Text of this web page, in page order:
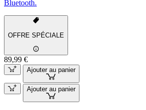
Bluetooth.
OFFRE SPÉCIALE
89,99 €
Ajouter au panier
Ajouter au panier